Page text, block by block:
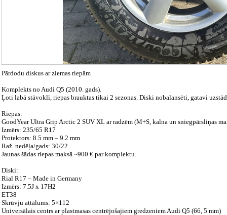
Pārdodu diskus ar ziemas riepām
Komplekts no Audi Q5 (2010. gads).
Ļoti labā stāvoklī, riepas brauktas tikai 2 sezonas. Diski nobalansēti, gatavi
Riepas:
GoodYear Ultra Grip Arctic 2 SUV XL ar radzēm (M+S, kalna un sniegpārsliņas
Izmērs: 235/65 R17
Protektors: 8.5 mm – 9.2 mm
Raž. nedēļa/gads: 30/22
Jaunas šādas riepas maksā ~900 € par komplektu.
Diski:
Rial R17 – Made in Germany
Izmērs: 7.5J x 17H2
ET38
Skrūvju attālums: 5×112
Universālais centrs ar plastmasas centrējošajiem gredzeniem Audi Q5 (66, 5 mm)